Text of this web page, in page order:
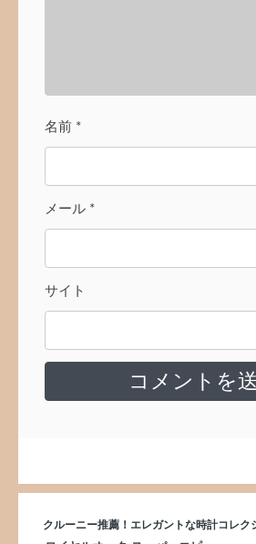
名前 *
メール *
サイト
クルーニー推薦！エレガントな時計コレク